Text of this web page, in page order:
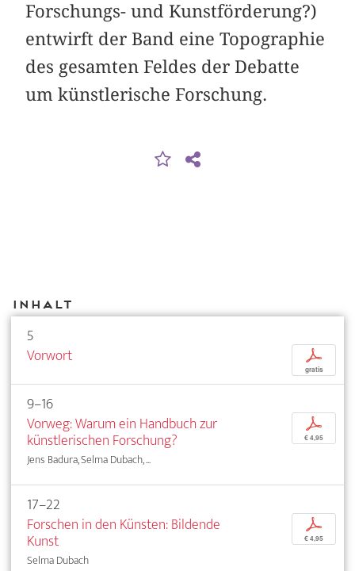
Forschungs- und Kunstförderung?)
entwirft der Band eine Topographie
des gesamten Feldes der Debatte
um künstlerische Forschung.
Inhalt
5
Vorwort
p
gratis
9–16
Vorweg: Warum ein Handbuch zur
künstlerischen Forschung?
Jens Badura, Selma Dubach, ...
p
€ 4,95
17–22
Forschen in den Künsten: Bildende
Kunst
Selma Dubach
p
€ 4,95